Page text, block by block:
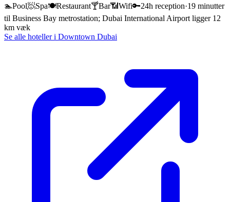
🏊Pool🧖Spa🍽️Restaurant🍸Bar📶 Wifi🔑24h reception·19 minutter
til Business Bay metrostation; Dubai International Airport ligger 12
km væk
Se alle hoteller i Downtown Dubai